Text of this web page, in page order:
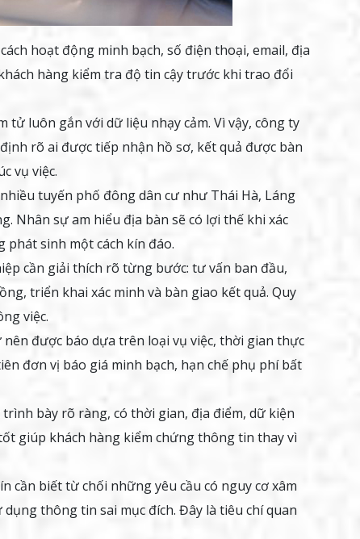
hoạt động minh bạch, số điện thoại, email, địa
hàng kiểm tra độ tin cậy trước khi trao đổi
tử luôn gắn với dữ liệu nhạy cảm. Vì vậy, công ty
rõ ai được tiếp nhận hồ sơ, kết quả được bàn
vụ việc.
tuyến phố đông dân cư như Thái Hà, Láng
Nhân sự am hiểu địa bàn sẽ có lợi thế khi xác
sinh một cách kín đáo.
cần giải thích rõ từng bước: tư vấn ban đầu,
triển khai xác minh và bàn giao kết quả. Quy
việc.
được báo dựa trên loại vụ việc, thời gian thực
đơn vị báo giá minh bạch, hạn chế phụ phí bất
trình bày rõ ràng, có thời gian, địa điểm, dữ kiện
giúp khách hàng kiểm chứng thông tin thay vì
cần biết từ chối những yêu cầu có nguy cơ xâm
thông tin sai mục đích. Đây là tiêu chí quan